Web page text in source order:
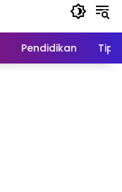
Pendidikan